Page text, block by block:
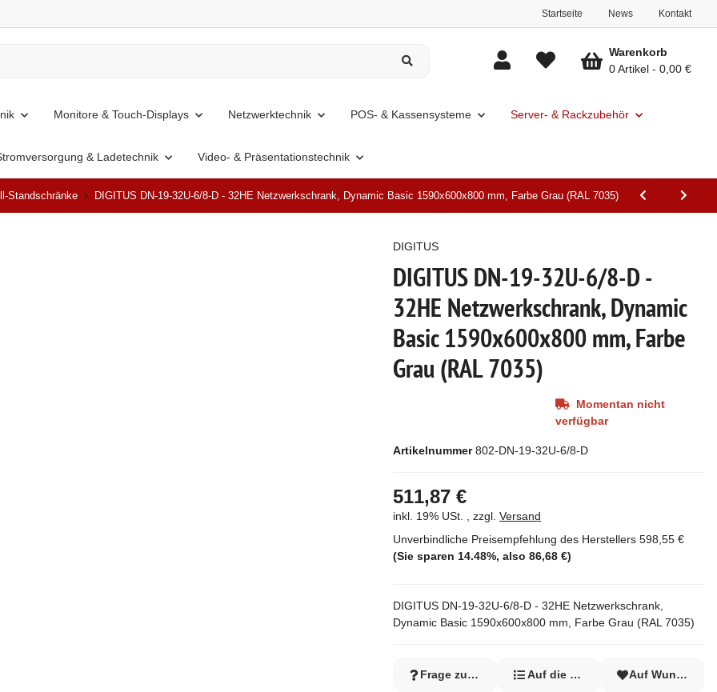
Startseite News Kontakt
Monitore & Touch-Displays Netzwerktechnik POS- & Kassensysteme Server- & Rackzubehör
& Ladetechnik Video- & Präsentationstechnik
Warenkorb
0 Artikel
0,00 €
Standschränke DIGITUS DN-19-32U-6/8-D - 32HE Netzwerkschrank, Dynamic Basic 1590x600x800 mm, Farbe Grau (RAL 7035)
DIGITUS DN-19-32U-6/8-D -
32HE Netzwerkschrank, Dynamic
Basic 1590x600x800 mm, Farbe
Grau (RAL 7035)
Artikelnummer 802-DN-19-32U-6/8-D
DIGITUS
DIGITUS DN-19-32U-6/8-D - 32HE Netzwerkschrank,
Dynamic Basic 1590x600x800 mm, Farbe Grau (RAL 7035)
511,87 €
inkl. 19% USt. , zzgl.Versand
Unverbindliche Preisempfehlung des Herstellers 598,55 €
(Sie sparen 14.48%, also86,68 €)
Frage zum Artikel Auf die Vergleichsliste
Auf
Momentan nicht
verfügbar